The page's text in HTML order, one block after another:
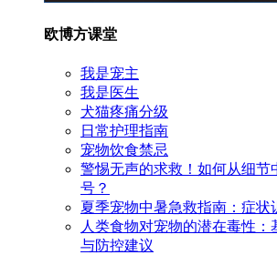
欧博方课堂
我是宠主
我是医生
犬猫疼痛分级
日常护理指南
宠物饮食禁忌
警惕无声的求救！如何从细节
号？
夏季宠物中暑急救指南：症状
人类食物对宠物的潜在毒性
与防控建议